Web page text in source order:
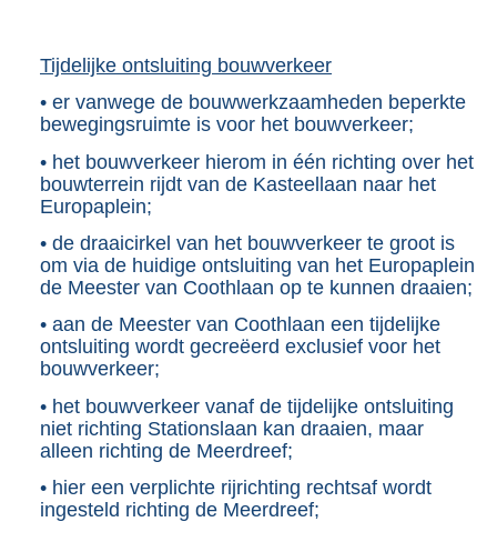
Tijdelijke ontsluiting bouwverkeer
• er vanwege de bouwwerkzaamheden beperkte
bewegingsruimte is voor het bouwverkeer;
• het bouwverkeer hierom in één richting over het
bouwterrein rijdt van de Kasteellaan naar het
Europaplein;
• de draaicirkel van het bouwverkeer te groot is
om via de huidige ontsluiting van het Europaplein
de Meester van Coothlaan op te kunnen draaien;
• aan de Meester van Coothlaan een tijdelijke
ontsluiting wordt gecreëerd exclusief voor het
bouwverkeer;
• het bouwverkeer vanaf de tijdelijke ontsluiting
niet richting Stationslaan kan draaien, maar
alleen richting de Meerdreef;
• hier een verplichte rijrichting rechtsaf wordt
ingesteld richting de Meerdreef;